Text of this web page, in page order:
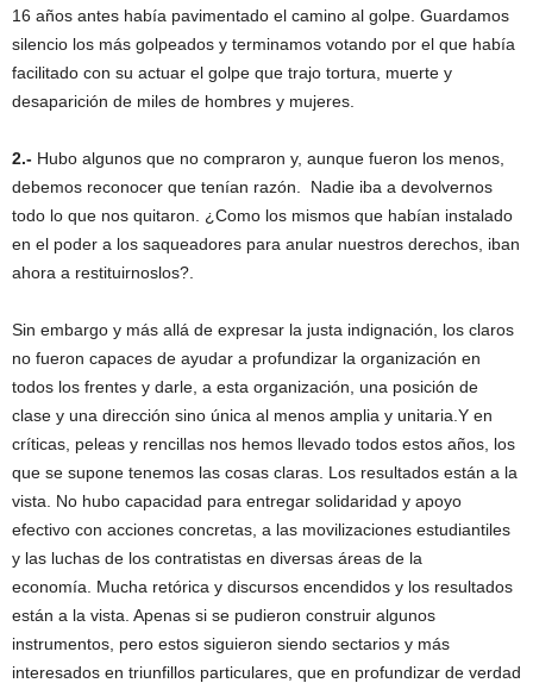
16 años antes había pavimentado el camino al golpe. Guardamos
silencio los más golpeados y terminamos votando por el que había
facilitado con su actuar el golpe que trajo tortura, muerte y
desaparición de miles de hombres y mujeres.
2.- Hubo algunos que no compraron y, aunque fueron los menos,
debemos reconocer que tenían razón. Nadie iba a devolvernos
todo lo que nos quitaron. ¿Como los mismos que habían instalado
en el poder a los saqueadores para anular nuestros derechos, iban
ahora a restituirnoslos?.
Sin embargo y más allá de expresar la justa indignación, los claros
no fueron capaces de ayudar a profundizar la organización en
todos los frentes y darle, a esta organización, una posición de
clase y una dirección sino única al menos amplia y unitaria.Y en
críticas, peleas y rencillas nos hemos llevado todos estos años, los
que se supone tenemos las cosas claras. Los resultados están a la
vista. No hubo capacidad para entregar solidaridad y apoyo
efectivo con acciones concretas, a las movilizaciones estudiantiles
y las luchas de los contratistas en diversas áreas de la
economía. Mucha retórica y discursos encendidos y los resultados
están a la vista. Apenas si se pudieron construir algunos
instrumentos, pero estos siguieron siendo sectarios y más
interesados en triunfillos particulares, que en profundizar de verdad